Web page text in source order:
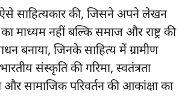
साहित्यकार की, जिसने अपने लेखन
माध्यम नहीं बल्कि समाज और राष्ट्र की
बनाया, जिनके साहित्य में ग्रामीण
संस्कृति की गरिमा, स्वतंत्रता
सामाजिक परिवर्तन की आकांक्षा का